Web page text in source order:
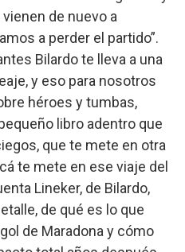
de nuevo a
a perder el partido”.
Bilardo te lleva a una
y eso para nosotros
héroes y tumbas,
libro adentro que
que te mete en otra
te mete en ese viaje del
Lineker, de Bilardo,
de qué es lo que
de Maradona y cómo